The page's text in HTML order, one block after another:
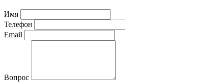
Имя
Телефон
Email
Вопрос